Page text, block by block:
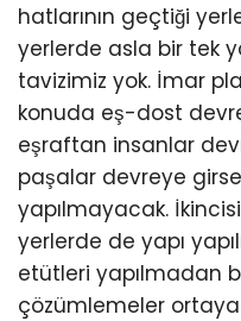
hatlarının geçtiği
yerlerde asla bir tek
tavizimiz yok. İmar
konuda eş-dost
eşraftan insanlar
paşalar devreye
yapılmayacak.
yerlerde de yapı
etütleri yapılmadan
çözümlemeler